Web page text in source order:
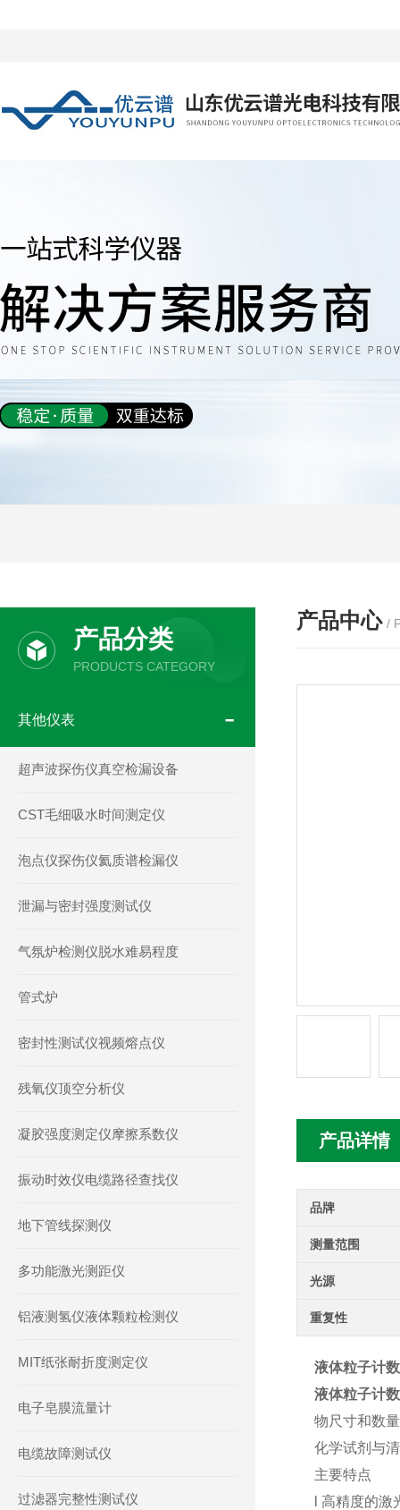
产品中心 /
产品详情
品牌
测量范围
光源
重复性
液体粒子计
液体粒子计
物尺寸和数
化学试剂与
主要特点
l 高精度的
产品分类
PRODUCTS CATEGORY
其他仪表
超声波探伤仪真空检漏设备
CST毛细吸水时间测定仪
泡点仪探伤仪氦质谱检漏仪
泄漏与密封强度测试仪
气氛炉检测仪脱水难易程度
管式炉
密封性测试仪视频熔点仪
残氧仪顶空分析仪
凝胶强度测定仪摩擦系数仪
振动时效仪电缆路径查找仪
地下管线探测仪
多功能激光测距仪
铝液测氢仪液体颗粒检测仪
MIT纸张耐折度测定仪
电子皂膜流量计
电缆故障测试仪
过滤器完整性测试仪